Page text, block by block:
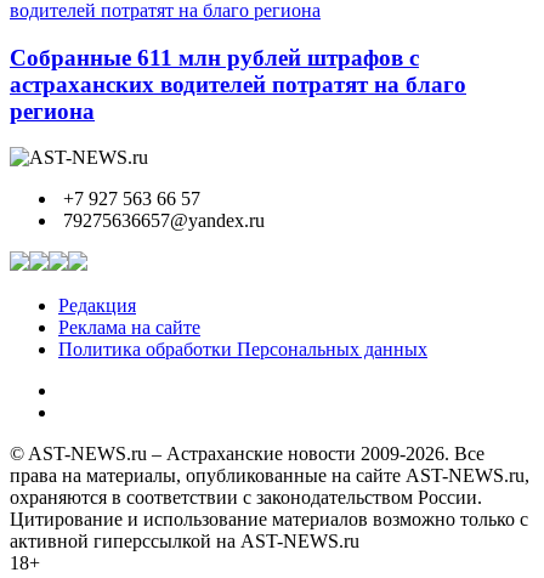
Собранные 611 млн рублей штрафов с
астраханских водителей потратят на благо
региона
+7 927 563 66 57
79275636657@yandex.ru
Редакция
Реклама на сайте
Политика обработки Персональных данных
© AST-NEWS.ru – Астраханские новости 2009-2026. Все
права на материалы, опубликованные на сайте AST-NEWS.ru,
охраняются в соответствии с законодательством России.
Цитирование и использование материалов возможно только с
активной гиперссылкой на AST-NEWS.ru
18+